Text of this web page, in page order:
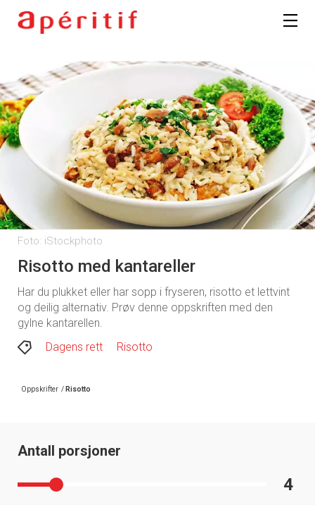
Foto: iStockphoto
Risotto med kantareller
Har du plukket eller har sopp i fryseren, risotto et lettvint
og deilig alternativ. Prøv denne oppskriften med den
gylne kantarellen.
Dagens rett
Risotto
Oppskrifter / Risotto
Antall porsjoner
4